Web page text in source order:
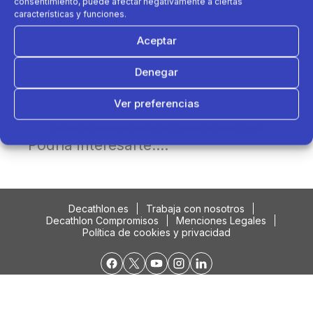
características y funciones.
Aceptar
Denegar
Ver preferencias
Podría interesarte....
Decathlon.es
Trabaja con nosotros
Decathlon Compromisos
Menciones Legales
Política de cookies y privacidad